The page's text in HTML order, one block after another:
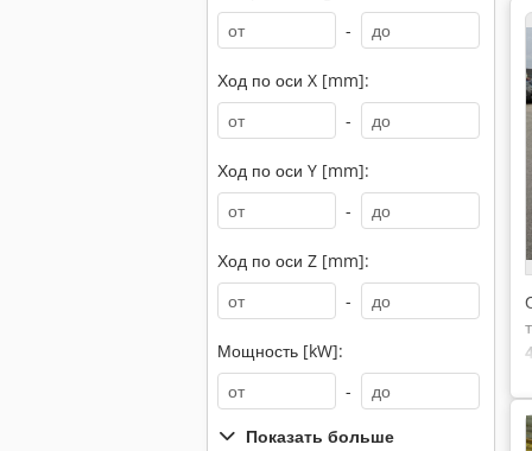
-
Ход по оси X [mm]:
-
Ход по оси Y [mm]:
-
Ход по оси Z [mm]:
-
Мощность [kW]:
-
Показать больше